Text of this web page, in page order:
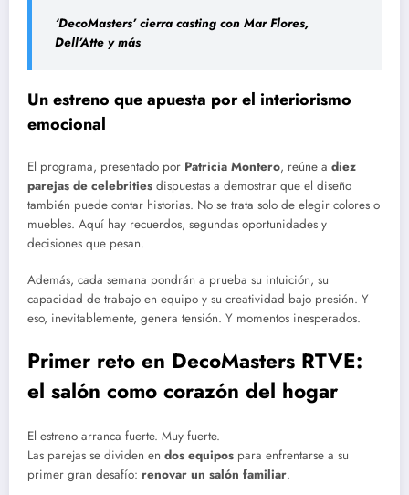
‘DecoMasters’ cierra casting con Mar Flores,
Dell’Atte y más
Un estreno que apuesta por el interiorismo
emocional
El programa, presentado por Patricia Montero, reúne a diez
parejas de celebrities dispuestas a demostrar que el diseño
también puede contar historias. No se trata solo de elegir colores o
muebles. Aquí hay recuerdos, segundas oportunidades y
decisiones que pesan.
Además, cada semana pondrán a prueba su intuición, su
capacidad de trabajo en equipo y su creatividad bajo presión. Y
eso, inevitablemente, genera tensión. Y momentos inesperados.
Primer reto en DecoMasters RTVE:
el salón como corazón del hogar
El estreno arranca fuerte. Muy fuerte.
Las parejas se dividen en dos equipos para enfrentarse a su
primer gran desafío: renovar un salón familiar.